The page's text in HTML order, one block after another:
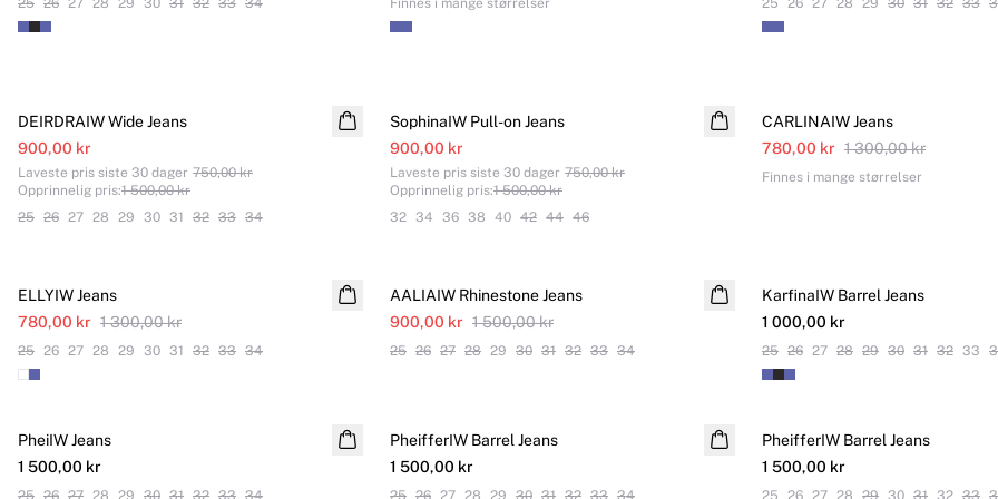
25 26 27 28 29 30 31 32 33 34 Finnes i mange størrelser 25 26 27 28 29 30 31 32 33
DEIRDRAIW Wide Jeans
900,00 kr
Laveste pris siste 30 dager 750,00 kr
Opprinnelig pris:1 500,00 kr
25 26 27 28 29 30 31 32 33 34
SophinaIW Pull-on Jeans
900,00 kr
Laveste pris siste 30 dager 750,00 kr
Opprinnelig pris:1 500,00 kr
32
34 36 38 40 42 44 46
CARLINAIW Jeans
780,00 kr 1 300,00 kr
Finnes i mange størrelser
ELLYIW Jeans
780,00 kr 1 300,00 kr
25 26 27 28 29 30 31 32 33 34
AALIAIW Rhinestone Jeans
900,00 kr 1 500,00 kr
25 26 27 28 29 30 31 32 33 34
KarfinaIW Barrel Jeans
1 000,00 kr
25 26 27 28 29 30 31 32 33
PheiIW Jeans
1 500,00 kr
25 26 27 28 29 30 31 32 33 34
PheifferIW Barrel Jeans
1 500,00 kr
25 26 27 28 29 30 31 32 33 34
PheifferIW Barrel Jeans
1 500,00 kr
25 26 27 28 29 30 31 32 33